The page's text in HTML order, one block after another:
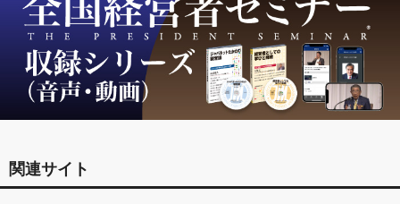
関連サイト